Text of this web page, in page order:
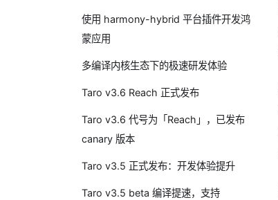
使用 harmony-hybrid 平台插件开发鸿
蒙应用
多编译内核生态下的极速研发体验
Taro v3.6 Reach 正式发布
Taro v3.6 代号为「Reach」，已发布
canary 版本
Taro v3.5 正式发布：开发体验提升
Taro v3.5 beta 编译提速，支持